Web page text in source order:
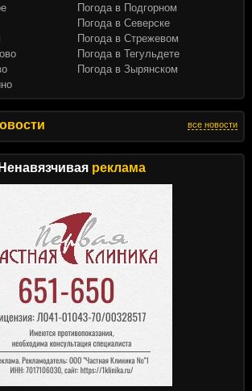
все новости
Ненавязчивая реклама
Погода в Подгорном
Погода в Северске
Погода в Стрежевом
Погода в Тегульдете
Погода в Зырянском